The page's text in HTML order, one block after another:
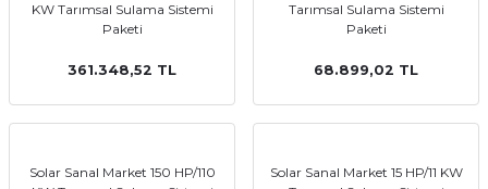
KW Tarımsal Sulama Sistemi
Paketi
361.348,52 TL
Tarımsal Sulama Sistemi
Paketi
68.899,02 TL
Solar Sanal Market 150 HP/110
Solar Sanal Market 15 HP/11 KW